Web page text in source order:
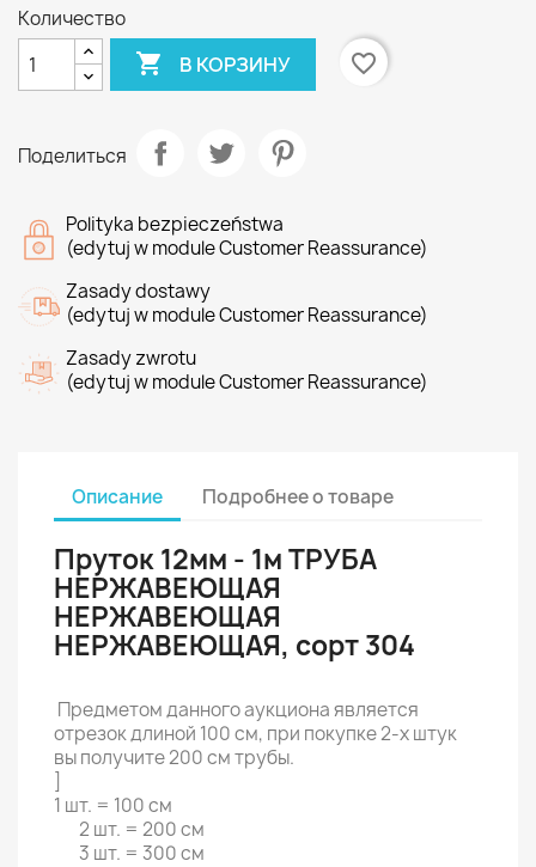
Количество
 В КОРЗИНУ favorite_border
Поделиться
Polityka bezpieczeństwa
(edytuj w module Customer Reassurance)
Zasady dostawy
(edytuj w module Customer Reassurance)
Zasady zwrotu
(edytuj w module Customer Reassurance)
Описание Подробнее о товаре
Пруток 12мм - 1м ТРУБА
НЕРЖАВЕЮЩАЯ
НЕРЖАВЕЮЩАЯ
НЕРЖАВЕЮЩАЯ, сорт 304
Предметом данного аукциона является
отрезок длиной 100 см, при покупке 2-х штук
вы получите 200 см трубы.
1 шт. = 100 см
2 шт. = 200 см
3 шт. = 300 см